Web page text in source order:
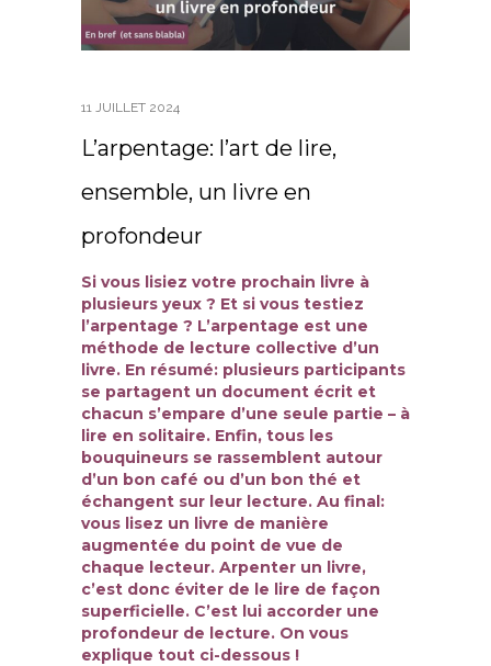
11 JUILLET 2024
L’arpentage: l’art de lire,
ensemble, un livre en
profondeur
Si vous lisiez votre prochain livre à
plusieurs yeux ? Et si vous testiez
l’arpentage ? L’arpentage est une
méthode de lecture collective d’un
livre. En résumé: plusieurs participants
se partagent un document écrit et
chacun s’empare d’une seule partie – à
lire en solitaire. Enfin, tous les
bouquineurs se rassemblent autour
d’un bon café ou d’un bon thé et
échangent sur leur lecture. Au final:
vous lisez un livre de manière
augmentée du point de vue de
chaque lecteur. Arpenter un livre,
c’est donc éviter de le lire de façon
superficielle. C’est lui accorder une
profondeur de lecture. On vous
explique tout ci-dessous !